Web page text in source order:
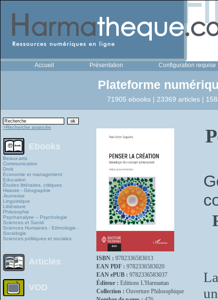
Accueil Présentation Configuration requise
Plateforme
71905 ebooks | 23369 articles |
>Recherche avancée
Ebooks
Beaux-arts
Communication
Droit
Economie et management
Education
Études littéraires, critiques
Histoire - Géographie
Jeunesse
Linguistique
Littérature
Philosophie
Psychanalyse – Psychologie
Sciences et Santé
Sciences Humaines - Ethnologie -
Sociologie
Sciences politiques et sociales
Articles
VOD
ISBN : 9782336583013
EAN PDF : 9782336583020
EAN ePUB : 9782336583037
Éditeur : Editions L'Harmattan
Collection : Ouverture Philosophique